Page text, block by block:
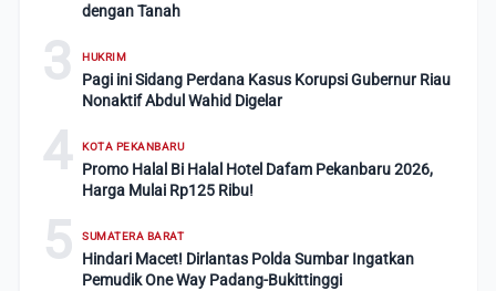
dengan Tanah
3 HUKRIM
Pagi ini Sidang Perdana Kasus Korupsi Gubernur Riau
Nonaktif Abdul Wahid Digelar
4 KOTA PEKANBARU
Promo Halal Bi Halal Hotel Dafam Pekanbaru 2026,
Harga Mulai Rp125 Ribu!
5 SUMATERA BARAT
Hindari Macet! Dirlantas Polda Sumbar Ingatkan
Pemudik One Way Padang-Bukittinggi